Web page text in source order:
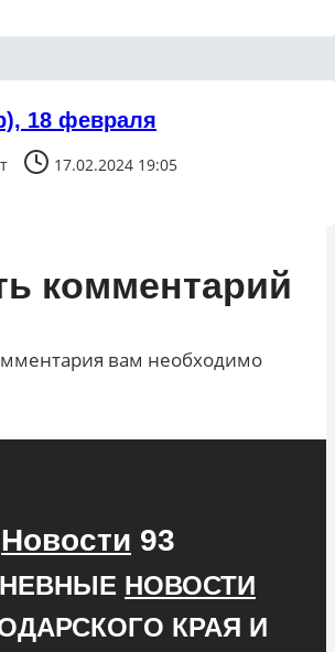
18 февраля
17.02.2024 19:05
комментарий
вам необходимо
Новости 93
НОВОСТИ
КРАЯ И